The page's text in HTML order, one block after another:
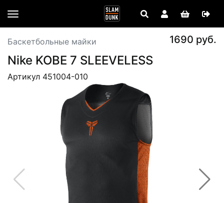
Баскетбольные майки 1690 руб.
Nike KOBE 7 SLEEVELESS
Артикул 451004-010